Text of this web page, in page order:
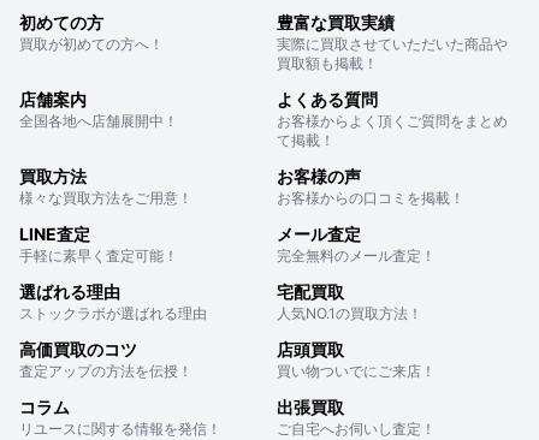
初めての方
買取が初めての方へ！
豊富な買取実績
実際に買取させていただいた商品や
買取額も掲載！
店舗案内
全国各地へ店舗展開中！
よくある質問
お客様からよく頂くご質問をまとめ
て掲載！
買取方法
様々な買取方法をご用意！
お客様の声
お客様からの口コミを掲載！
LINE査定
手軽に素早く査定可能！
メール査定
完全無料のメール査定！
選ばれる理由
ストックラボが選ばれる理由
宅配買取
人気NO.1の買取方法！
高価買取のコツ
査定アップの方法を伝授！
店頭買取
買い物ついでにご来店！
コラム
リユースに関する情報を発信！
出張買取
ご自宅へお伺いし査定！